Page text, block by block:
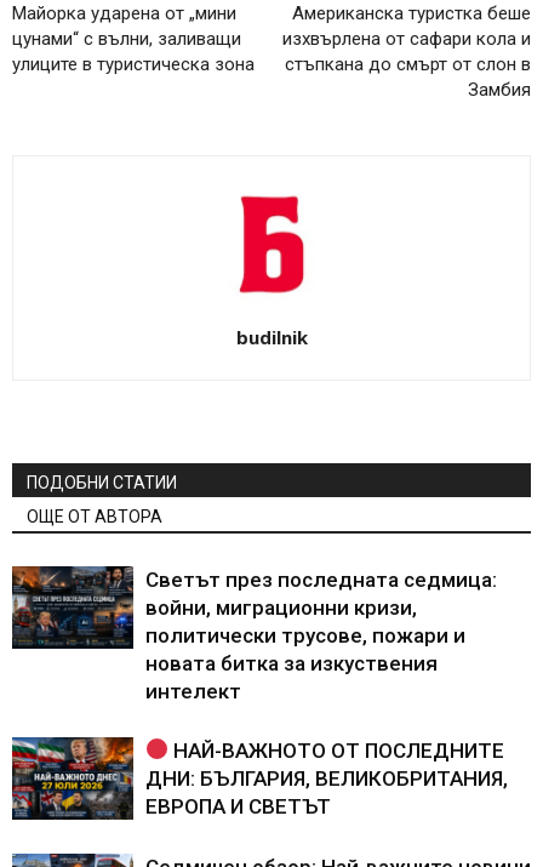
Майорка ударена от „мини
цунами“ с вълни, заливащи
улиците в туристическа зона
Американска туристка беше
изхвърлена от сафари кола и
стъпкана до смърт от слон в
Замбия
budilnik
ПОДОБНИ СТАТИИ
ОЩЕ ОТ АВТОРА
Светът през последната седмица:
войни, миграционни кризи,
политически трусове, пожари и
новата битка за изкуствения
интелект
НАЙ-ВАЖНОТО ОТ ПОСЛЕДНИТЕ
ДНИ: БЪЛГАРИЯ, ВЕЛИКОБРИТАНИЯ,
ЕВРОПА И СВЕТЪТ